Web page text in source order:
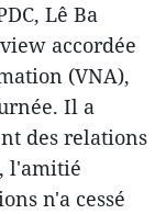
Lê Ba
accordée
(VNA),
Il a
des relations
l'amitié
n'a cessé